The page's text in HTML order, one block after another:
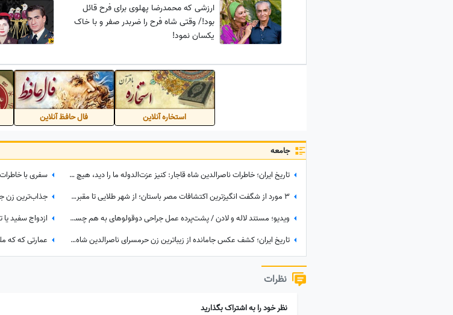
ارزشی که محمدرضا پهلوی برای فرح قائل
بود!/ وقتی شاه فرح را ضربدر صفر و با خاک
یکسان نمود!
استخاره آنلاین فال حافظ آنلاین
جامعه
تاریخ ایران؛ خاطرات ناصرالدین شاه قاجار: کنیز عزت‌الدوله ما را دید، هیچ رو نمی‌گرفت، بسیار خجالت کشیدیم و...
3 مورد از شگفت انگیزترین اکتشافات مصر باستان؛ از شهر طلایی تا مقبره نفرین‌ شده
جذاب‌ترین زن
ویدیو؛ مستند لاله و لادن / پشت‌پرده عمل جراحی دوقولوهای به هم چسبیده‌ای که هرگز همدیگر را ندیدند!
ازدواج سفید
تاریخ ایران؛ کشف عکس جامانده از زیباترین زن حرمسرای ناصرالدین شاه قاجار + عکس
نظرات
نظر خود را به اشتراک بگذارید